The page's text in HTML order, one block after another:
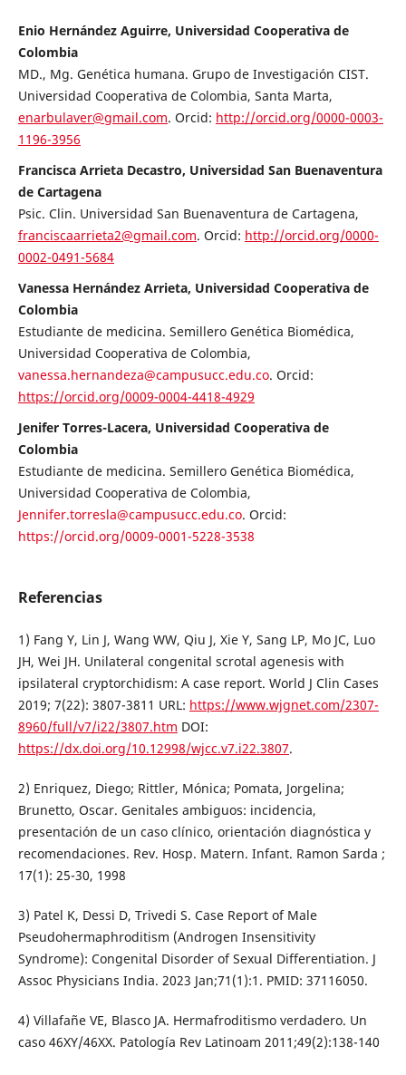
Enio Hernández Aguirre, Universidad Cooperativa de
Colombia
MD., Mg. Genética humana. Grupo de Investigación CIST.
Universidad Cooperativa de Colombia, Santa Marta,
enarbulaver@gmail.com. Orcid: http://orcid.org/0000-0003-
1196-3956
Francisca Arrieta Decastro, Universidad San Buenaventura
de Cartagena
Psic. Clin. Universidad San Buenaventura de Cartagena,
franciscaarrieta2@gmail.com. Orcid: http://orcid.org/0000-
0002-0491-5684
Vanessa Hernández Arrieta, Universidad Cooperativa de
Colombia
Estudiante de medicina. Semillero Genética Biomédica,
Universidad Cooperativa de Colombia,
vanessa.hernandeza@campusucc.edu.co. Orcid:
https://orcid.org/0009-0004-4418-4929
Jenifer Torres-Lacera, Universidad Cooperativa de
Colombia
Estudiante de medicina. Semillero Genética Biomédica,
Universidad Cooperativa de Colombia,
Jennifer.torresla@campusucc.edu.co. Orcid:
https://orcid.org/0009-0001-5228-3538
Referencias
1) Fang Y, Lin J, Wang WW, Qiu J, Xie Y, Sang LP, Mo JC, Luo
JH, Wei JH. Unilateral congenital scrotal agenesis with
ipsilateral cryptorchidism: A case report. World J Clin Cases
2019; 7(22): 3807-3811 URL: https://www.wjgnet.com/2307-
8960/full/v7/i22/3807.htm DOI:
https://dx.doi.org/10.12998/wjcc.v7.i22.3807.
2) Enriquez, Diego; Rittler, Mónica; Pomata, Jorgelina;
Brunetto, Oscar. Genitales ambiguos: incidencia,
presentación de un caso clínico, orientación diagnóstica y
recomendaciones. Rev. Hosp. Matern. Infant. Ramon Sarda ;
17(1): 25-30, 1998
3) Patel K, Dessi D, Trivedi S. Case Report of Male
Pseudohermaphroditism (Androgen Insensitivity
Syndrome): Congenital Disorder of Sexual Differentiation. J
Assoc Physicians India. 2023 Jan;71(1):1. PMID: 37116050.
4) Villafañe VE, Blasco JA. Hermafroditismo verdadero. Un
caso 46XY/46XX. Patología Rev Latinoam 2011;49(2):138-140